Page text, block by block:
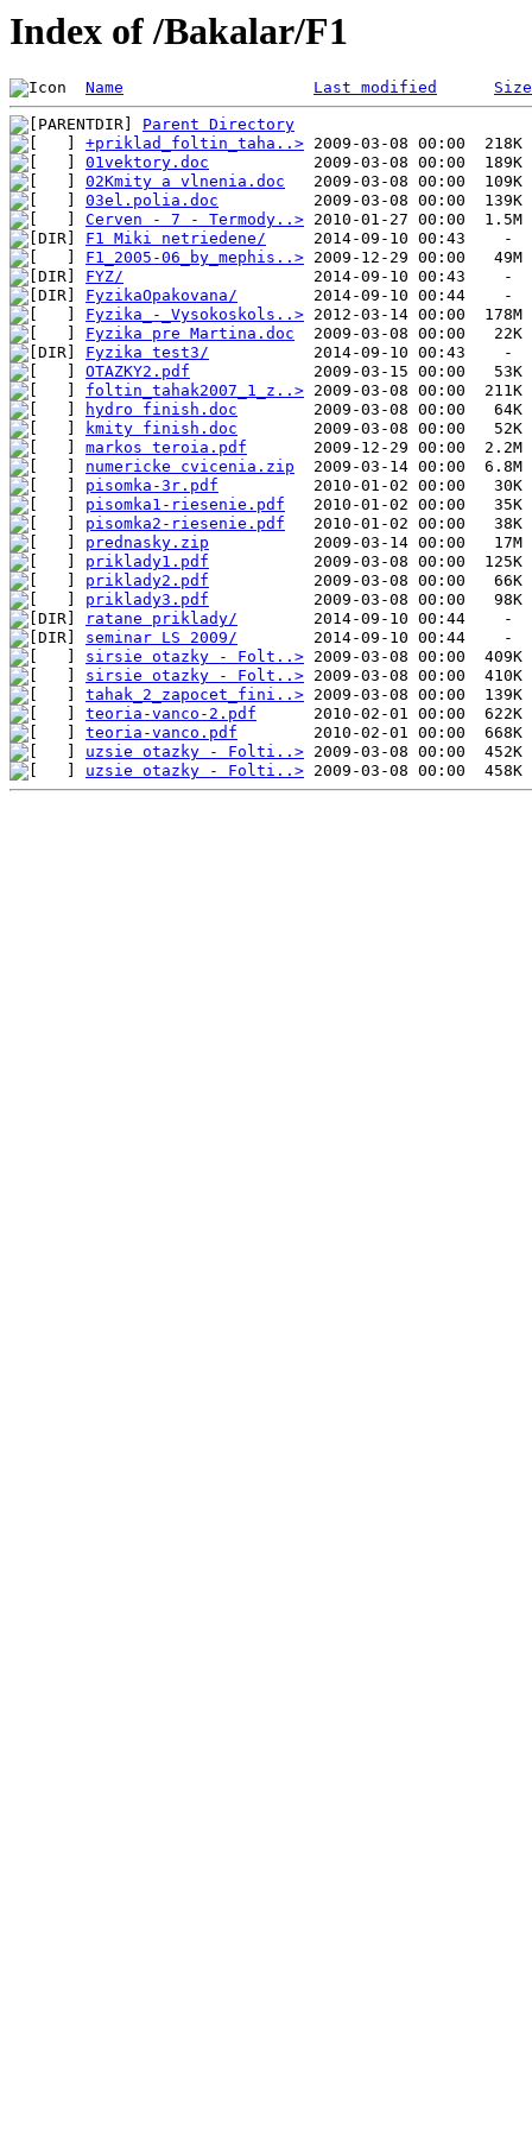
Index of /Bakalar/F1
Name Last modified Size
Parent Directory
+priklad_foltin_taha..>
01vektory.doc
02Kmity a vlnenia.doc
03el.polia.doc
Cerven - 7 - Termody..>
F1 Miki netriedene/
F1_2005-06_by_mephis..>
FYZ/
FyzikaOpakovana/
Fyzika_-_Vysokoskols..>
Fyzika pre Martina.doc
Fyzika test3/
OTAZKY2.pdf
foltin_tahak2007_1_z..>
hydro finish.doc
kmity finish.doc
markos teroia.pdf
numericke cvicenia.zip
pisomka-3r.pdf
pisomka1-riesenie.pdf
pisomka2-riesenie.pdf
prednasky.zip
priklady1.pdf
priklady2.pdf
priklady3.pdf
ratane priklady/
seminar LS 2009/
sirsie otazky - Folt..>
sirsie otazky - Folt..>
tahak_2_zapocet_fini..>
teoria-vanco-2.pdf
teoria-vanco.pdf
uzsie otazky - Folti..>
uzsie otazky - Folti..>